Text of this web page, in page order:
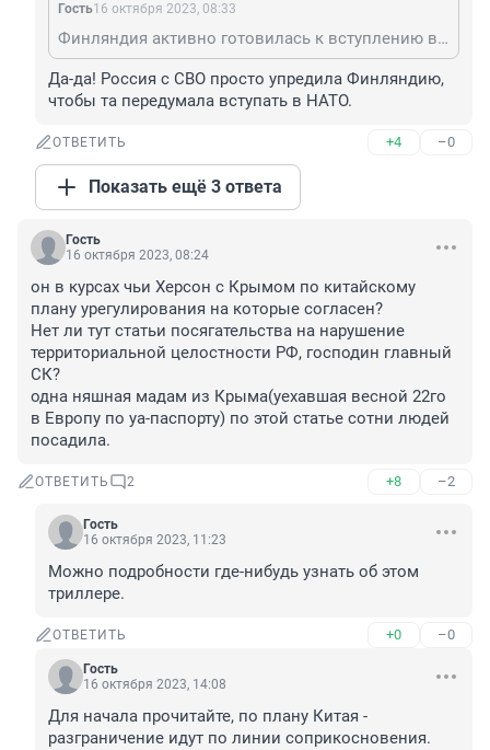
Гость16 октября 2023, 08:33
Финляндия активно готовилась к вступлению в НАТО последние 10 лет, но начали они 30 лет назад. Просто настал удобный момент особенно для либеральной общественности. Да, и не я это придумал, это они сами признались.
Да-да! Россия с СВО просто упредила Финляндию,
чтобы та передумала вступать в НАТО.
ОТВЕТИТЬ +4 –0
Показать ещё 3 ответа
Гость
16 октября 2023, 08:24
он в курсах чьи Херсон с Крымом по китайскому
плану урегулирования на которые согласен?
Нет ли тут статьи посягательства на нарушение
территориальной целостности РФ, господин главный
СК?
одна няшная мадам из Крыма(уехавшая весной 22го
в Европу по уа-паспорту) по этой статье сотни людей
посадила.
ОТВЕТИТЬ 2 +8 –2
Гость
16 октября 2023, 11:23
Можно подробности где-нибудь узнать об этом
триллере.
ОТВЕТИТЬ +0 –0
Гость
16 октября 2023, 14:08
Для начала прочитайте, по плану Китая -
разграничение идут по линии соприкосновения.